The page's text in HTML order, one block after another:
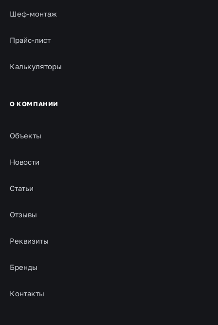
Шеф-монтаж
Прайс-лист
Калькуляторы
О КОМПАНИИ
Объекты
Новости
Статьи
Отзывы
Реквизиты
Бренды
Контакты